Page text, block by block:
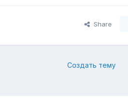
Share
Создать тему